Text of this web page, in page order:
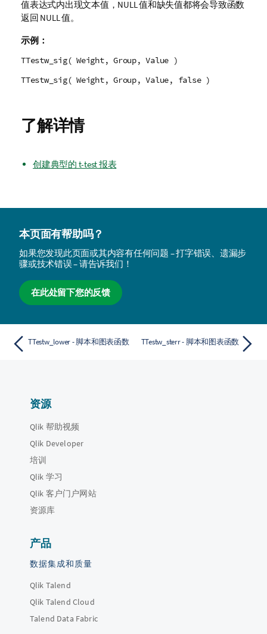
值表达式内出现文本值， NULL 值和缺失值都将会导致函数
返回 NULL 值。
示例：
TTestw_sig( Weight, Group, Value )
TTestw_sig( Weight, Group, Value, false )
了解详情
创建典型的 t-test 报表
本页面有帮助吗？
如果您发现此页面或其内容有任何问题 – 打字错误、遗漏步
骤或技术错误 – 请告诉我们！
在此处留下您的反馈
TTestw_lower - 脚本和图表函数 TTestw_sterr - 脚本和图表函数
资源
Qlik 帮助视频
Qlik Developer
培训
Qlik 学习
Qlik 客户门户网站
资源库
产品
数据集成和质量
Qlik Talend
Qlik Talend Cloud
Talend Data Fabric